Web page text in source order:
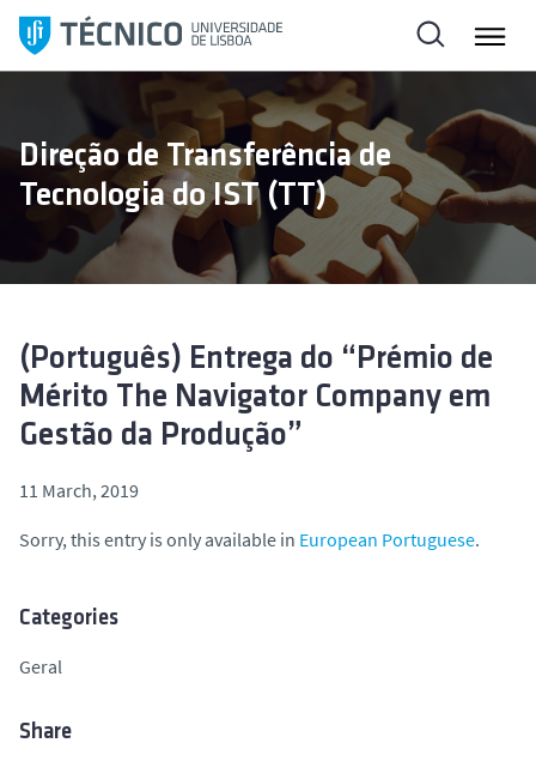
i
t
Direção de Transferência de
Tecnologia do IST (TT)
(Português) Entrega do “Prémio de
Mérito The Navigator Company em
Gestão da Produção”
11 March, 2019
Sorry, this entry is only available in European Portuguese.
Categories
Geral
Share